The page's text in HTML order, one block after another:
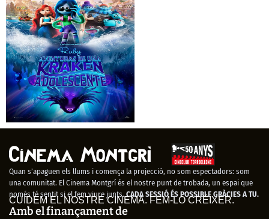
una kraken
adolescente
Quan s’apaguen els llums i comença la projecció, no som espectadors: som
una comunitat. El Cinema Montgrí és el nostre punt de trobada, un espai que
només té sentit si el fem viure junts. CADA SESSIÓ ÉS POSSIBLE GRÀCIES A TU.
CUIDEM EL NOSTRE CINEMA. FEM-LO CRÉIXER.
Amb el finançament de